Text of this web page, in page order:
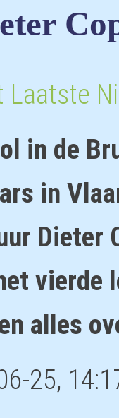
Laatste
in de
in
Dieter
vierde
alles
25,